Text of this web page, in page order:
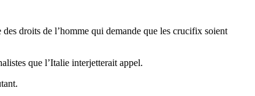
droits de l’homme qui demande que les crucifix soient
que l’Italie interjetterait appel.